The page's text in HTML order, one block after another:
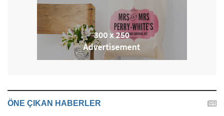
ÖNE ÇIKAN HABERLER